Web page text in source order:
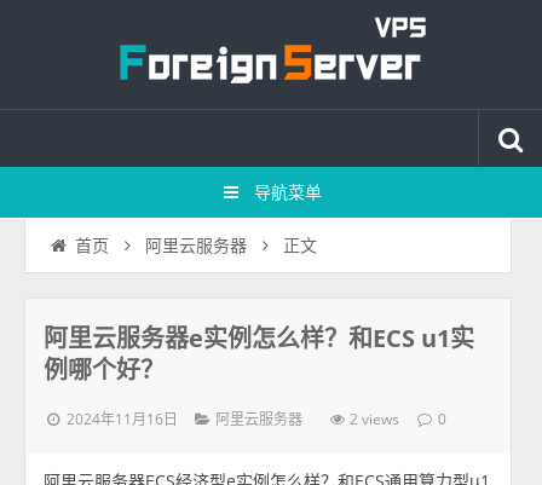
导航菜单
首页 阿里云服务器 正文
阿里云服务器e实例怎么样？和ECS u1实
例哪个好？
2024年11月16日 阿里云服务器 2 views 0